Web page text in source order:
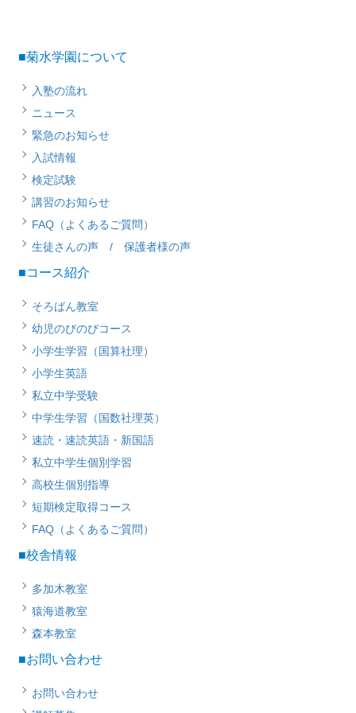
■菊水学園について
入塾の流れ
ニュース
緊急のお知らせ
入試情報
検定試験
講習のお知らせ
FAQ（よくあるご質問）
生徒さんの声 / 保護者様の声
■コース紹介
そろばん教室
幼児のびのびコース
小学生学習（国算社理）
小学生英語
私立中学受験
中学生学習（国数社理英）
速読・速読英語・新国語
私立中学生個別学習
高校生個別指導
短期検定取得コース
FAQ（よくあるご質問）
■校舎情報
多加木教室
猿海道教室
森本教室
■お問い合わせ
お問い合わせ